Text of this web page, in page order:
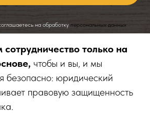
на обработку персональных данных
только на
чтобы и вы, и мы
безопасно: юридический
правовую защищенность